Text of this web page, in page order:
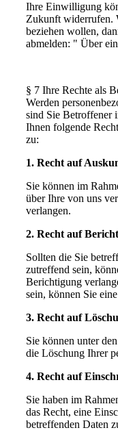
Ihre Einwilligung
Zukunft widerrufen.
beziehen wollen,
abmelden: " Über
§ 7 Ihre Rechte als
Werden
sind Sie Betroffener
Ihnen folgende
zu:
1. Recht auf
Sie können im
über Ihre von uns
verlangen.
2. Recht auf
Sollten die Sie
zutreffend sein,
Berichtigung
sein, können Sie
3. Recht auf
Sie können unter
die Löschung Ihrer
4. Recht auf
Sie haben im
das Recht, eine
betreffenden Daten